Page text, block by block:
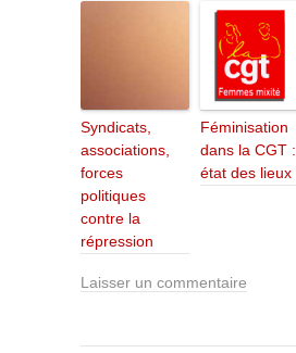
Syndicats,
associations,
forces
politiques
contre la
répression
Féminisation
dans la CGT :
état des lieux
Laisser un commentaire